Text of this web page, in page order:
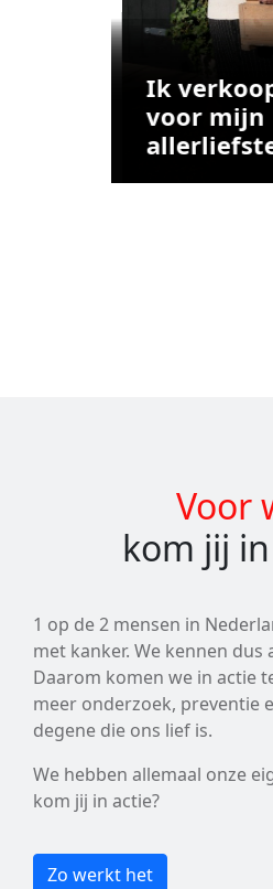
Ik
voor mijn
Voor
kom jij
1 op de 2 mensen in
met kanker. We kennen dus
Daarom komen we in actie
meer onderzoek, preventie
degene die ons lief is.
We hebben allemaal onze
kom jij in actie?
Zo werkt het